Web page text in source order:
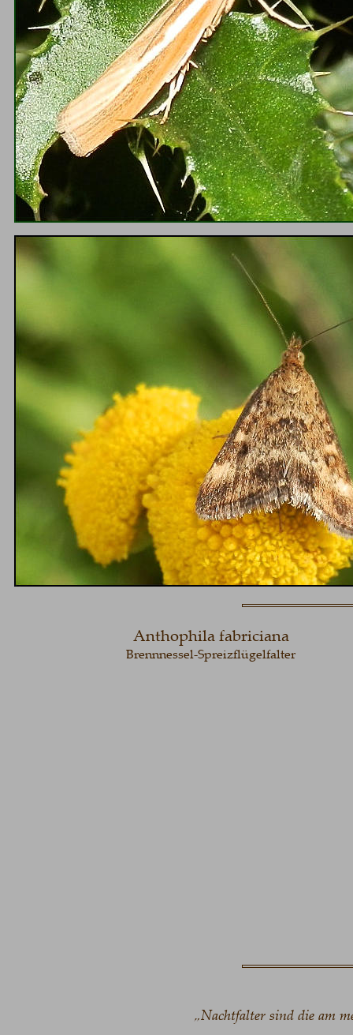
Anthophila fabriciana
Brennnessel-Spreizflügelfalter
„Nachtfalter sind die am